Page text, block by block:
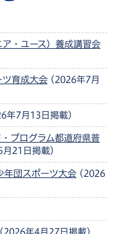
・ユース）養成講習会
育成大会 (2026年7月
年7月13日掲載)
プログラム都道府県普
21日掲載)
年団スポーツ大会 (2026
(2026年4月27日掲載)